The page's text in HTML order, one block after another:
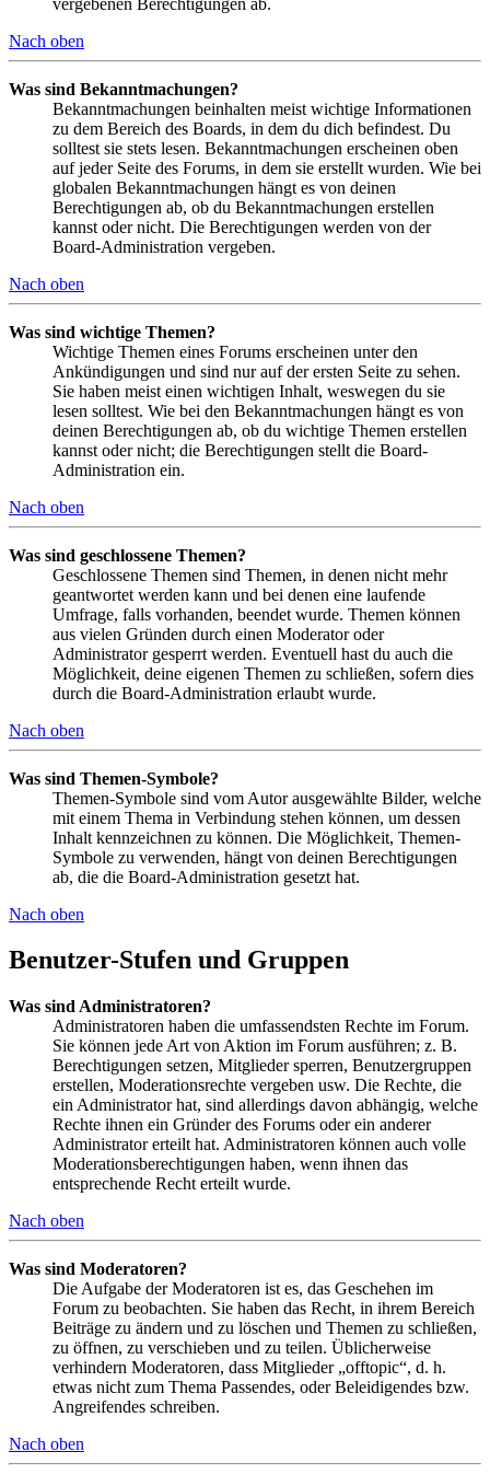
Nach oben
Was sind Bekanntmachungen?
Bekanntmachungen beinhalten meist wichtige Informationen
zu dem Bereich des Boards, in dem du dich befindest. Du
solltest sie stets lesen. Bekanntmachungen erscheinen oben
auf jeder Seite des Forums, in dem sie erstellt wurden. Wie bei
globalen Bekanntmachungen hängt es von deinen
Berechtigungen ab, ob du Bekanntmachungen erstellen
kannst oder nicht. Die Berechtigungen werden von der
Board-Administration vergeben.
Nach oben
Was sind wichtige Themen?
Wichtige Themen eines Forums erscheinen unter den
Ankündigungen und sind nur auf der ersten Seite zu sehen.
Sie haben meist einen wichtigen Inhalt, weswegen du sie
lesen solltest. Wie bei den Bekanntmachungen hängt es von
deinen Berechtigungen ab, ob du wichtige Themen erstellen
kannst oder nicht; die Berechtigungen stellt die Board-
Administration ein.
Nach oben
Was sind geschlossene Themen?
Geschlossene Themen sind Themen, in denen nicht mehr
geantwortet werden kann und bei denen eine laufende
Umfrage, falls vorhanden, beendet wurde. Themen können
aus vielen Gründen durch einen Moderator oder
Administrator gesperrt werden. Eventuell hast du auch die
Möglichkeit, deine eigenen Themen zu schließen, sofern dies
durch die Board-Administration erlaubt wurde.
Nach oben
Was sind Themen-Symbole?
Themen-Symbole sind vom Autor ausgewählte Bilder, welche
mit einem Thema in Verbindung stehen können, um dessen
Inhalt kennzeichnen zu können. Die Möglichkeit, Themen-
Symbole zu verwenden, hängt von deinen Berechtigungen
ab, die die Board-Administration gesetzt hat.
Nach oben
Benutzer-Stufen und Gruppen
Was sind Administratoren?
Administratoren haben die umfassendsten Rechte im Forum.
Sie können jede Art von Aktion im Forum ausführen; z. B.
Berechtigungen setzen, Mitglieder sperren, Benutzergruppen
erstellen, Moderationsrechte vergeben usw. Die Rechte, die
ein Administrator hat, sind allerdings davon abhängig, welche
Rechte ihnen ein Gründer des Forums oder ein anderer
Administrator erteilt hat. Administratoren können auch volle
Moderationsberechtigungen haben, wenn ihnen das
entsprechende Recht erteilt wurde.
Nach oben
Was sind Moderatoren?
Die Aufgabe der Moderatoren ist es, das Geschehen im
Forum zu beobachten. Sie haben das Recht, in ihrem Bereich
Beiträge zu ändern und zu löschen und Themen zu schließen,
zu öffnen, zu verschieben und zu teilen. Üblicherweise
verhindern Moderatoren, dass Mitglieder „offtopic“, d. h.
etwas nicht zum Thema Passendes, oder Beleidigendes bzw.
Angreifendes schreiben.
Nach oben